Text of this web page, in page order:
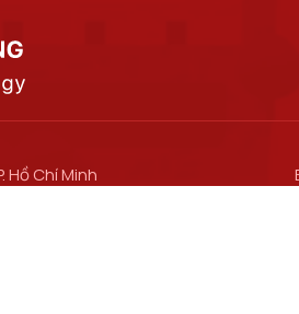
Hồ Chí Minh
phường Sài Gòn, Thành